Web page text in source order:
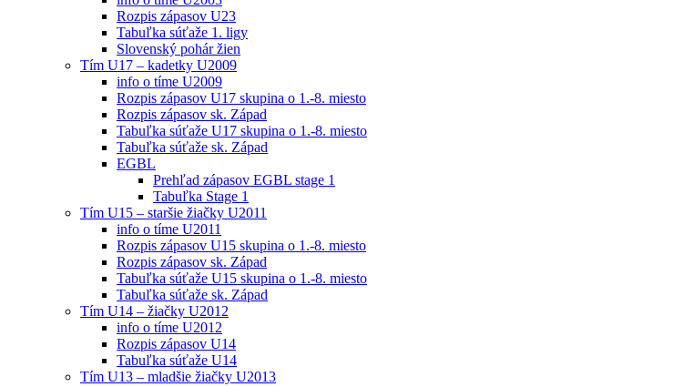
Rozpis zápasov U23
Tabuľka súťaže 1. ligy
Slovenský pohár žien
Tím U17 – kadetky U2009
info o tíme U2009
Rozpis zápasov U17 skupina o 1.-8. miesto
Rozpis zápasov sk. Západ
Tabuľka súťaže U17 skupina o 1.-8. miesto
Tabuľka súťaže sk. Západ
EGBL
Prehľad zápasov EGBL stage 1
Tabuľka Stage 1
Tím U15 – staršie žiačky U2011
info o tíme U2011
Rozpis zápasov U15 skupina o 1.-8. miesto
Rozpis zápasov sk. Západ
Tabuľka súťaže U15 skupina o 1.-8. miesto
Tabuľka súťaže sk. Západ
Tím U14 – žiačky U2012
info o tíme U2012
Rozpis zápasov U14
Tabuľka súťaže U14
Tím U13 – mladšie žiačky U2013